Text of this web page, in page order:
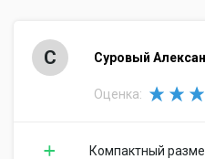
С Суровый
Оценка:
Компактный